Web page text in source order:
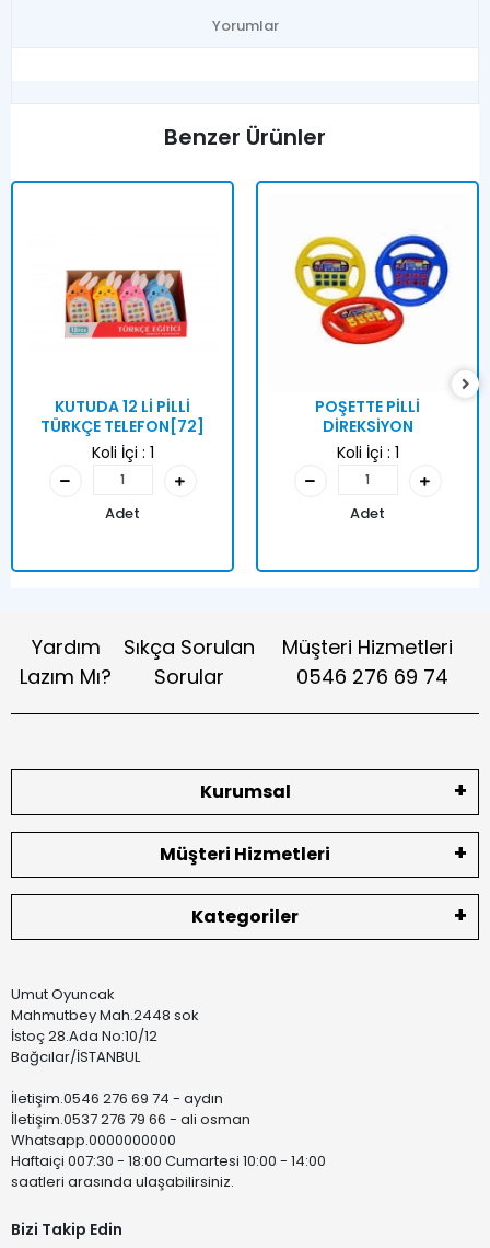
Yorumlar
Benzer Ürünler
KUTUDA 12 Lİ PİLLİ
TÜRKÇE TELEFON[72]
Koli İçi : 1
Adet
POŞETTE PİLLİ
DİREKSİYON
Koli İçi : 1
Adet
Yardım
Lazım Mı?
Sıkça Sorulan
Sorular
Müşteri Hizmetleri
0546 276 69 74
Kurumsal
Müşteri Hizmetleri
Kategoriler
Umut Oyuncak
Mahmutbey Mah.2448 sok
İstoç 28.Ada No:10/12
Bağcılar/İSTANBUL
İletişim.0546 276 69 74 - aydın
İletişim.0537 276 79 66 - ali osman
Whatsapp.0000000000
Haftaiçi 007:30 - 18:00 Cumartesi 10:00 - 14:00
saatleri arasında ulaşabilirsiniz.
Bizi Takip Edin